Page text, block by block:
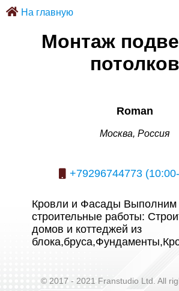
На главную
Монтаж
потолков
Roman
Москва, Россия
+79296744773
Кровли и Фасады
строительные работы:
домов и коттеджей из
© 2017 - 2021 Franstudio Ltd. All